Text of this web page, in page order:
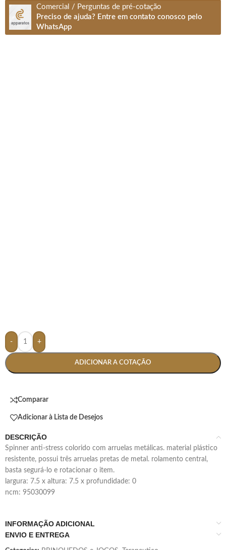
Comercial / Perguntas de pré-cotação
Preciso de ajuda? Entre em contato conosco pelo
WhatsApp
- +
ADICIONAR A COTAÇÃO
Comparar
Adicionar à Lista de Desejos
DESCRIÇÃO
spinner anti-stress colorido com arruelas metálicas. material plástico
resistente, possui três arruelas pretas de metal. rolamento central,
basta segurá-lo e rotacionar o item.
largura: 7.5 x altura: 7.5 x profundidade: 0
ncm: 95030099
INFORMAÇÃO ADICIONAL
ENVIO E ENTREGA